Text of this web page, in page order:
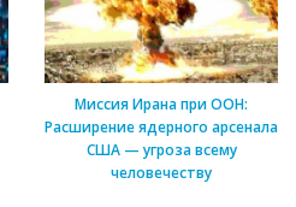
Миссия Ирана при ООН:
Расширение ядерного арсенала
США — угроза всему
человечеству